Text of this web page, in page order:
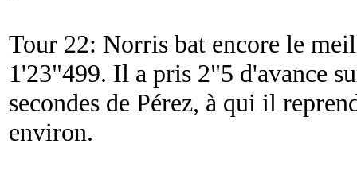
Tour 22: Norris bat encore le
1'23"499. Il a pris 2"5 d'avance
secondes de Pérez, à qui il
environ.